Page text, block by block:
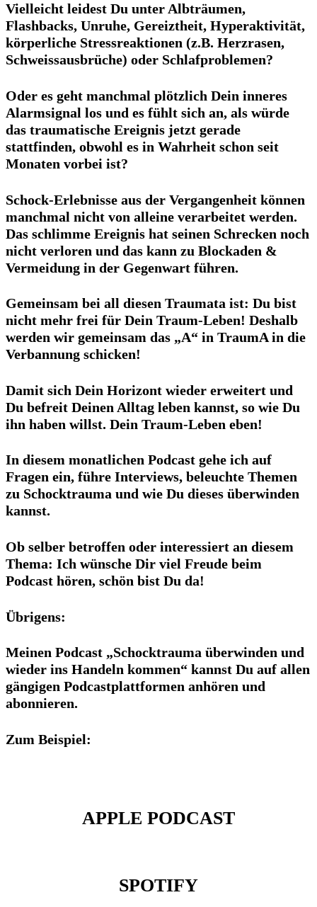
Vielleicht leidest Du unter Albträumen,
Flashbacks, Unruhe, Gereiztheit, Hyperaktivität,
körperliche Stressreaktionen (z.B. Herzrasen,
Schweissausbrüche) oder Schlafproblemen?
Oder es geht manchmal plötzlich Dein inneres
Alarmsignal los und es fühlt sich an, als würde
das traumatische Ereignis jetzt gerade
stattfinden, obwohl es in Wahrheit schon seit
Monaten vorbei ist?
Schock-Erlebnisse aus der Vergangenheit können
manchmal nicht von alleine verarbeitet werden.
Das schlimme Ereignis hat seinen Schrecken noch
nicht verloren und das kann zu Blockaden &
Vermeidung in der Gegenwart führen.
Gemeinsam bei all diesen Traumata ist: Du bist
nicht mehr frei für Dein Traum-Leben! Deshalb
werden wir gemeinsam das „A“ in TraumA in die
Verbannung schicken!
Damit sich Dein Horizont wieder erweitert und
Du befreit Deinen Alltag leben kannst, so wie Du
ihn haben willst. Dein Traum-Leben eben!
In diesem monatlichen Podcast gehe ich auf
Fragen ein, führe Interviews, beleuchte Themen
zu Schocktrauma und wie Du dieses überwinden
kannst.
Ob selber betroffen oder interessiert an diesem
Thema: Ich wünsche Dir viel Freude beim
Podcast hören, schön bist Du da!
Übrigens:
Meinen Podcast „Schocktrauma überwinden und
wieder ins Handeln kommen“ kannst Du auf allen
gängigen Podcastplattformen anhören und
abonnieren.
Zum Beispiel:
APPLE PODCAST
SPOTIFY